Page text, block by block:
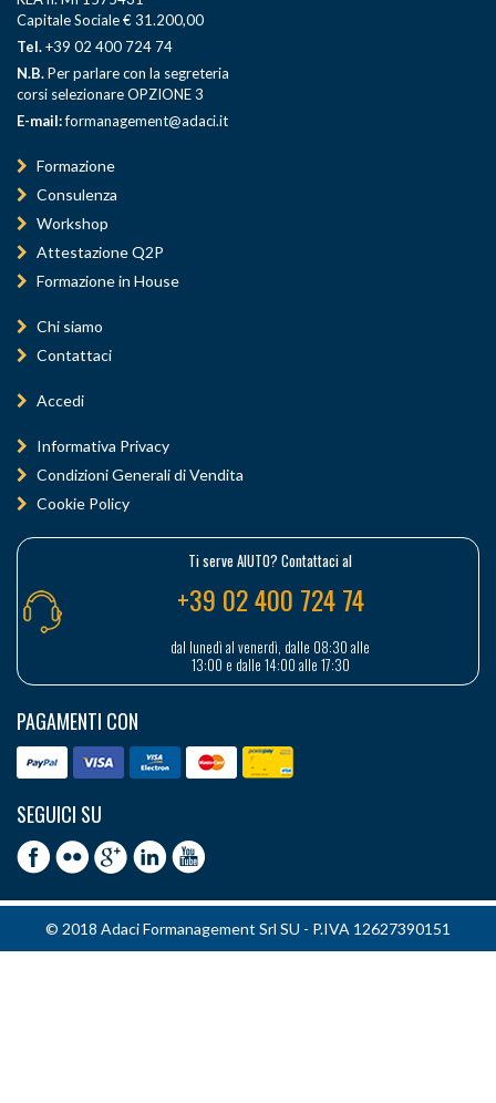
Capitale Sociale € 31.200,00
Tel.+39 02 400 724 74
N.B.Per parlare con la segreteria
corsi selezionare OPZIONE 3
E-mail:formanagement@adaci.it
Formazione
Consulenza
Workshop
Attestazione Q2P
Formazione in House
Chi siamo
Contattaci
Accedi
Informativa Privacy
Condizioni Generali di Vendita
Cookie Policy
Ti serve AIUTO? Contattaci al
+39 02 400 724 74
dal lunedì al venerdì, dalle 08:30 alle
13:00 e dalle 14:00 alle 17:30
PAGAMENTI CON
SEGUICI SU
© 2018 Adaci Formanagement Srl SU - P.IVA 12627390151